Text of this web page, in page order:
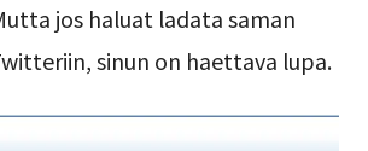
jos haluat ladata saman
sinun on haettava lupa.